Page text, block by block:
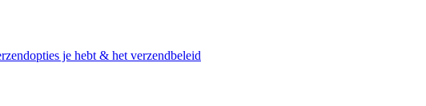
je hebt & het verzendbeleid